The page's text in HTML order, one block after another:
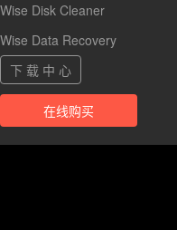
Wise Disk Cleaner
Wise Data Recovery
下 载 中 心
在线购买